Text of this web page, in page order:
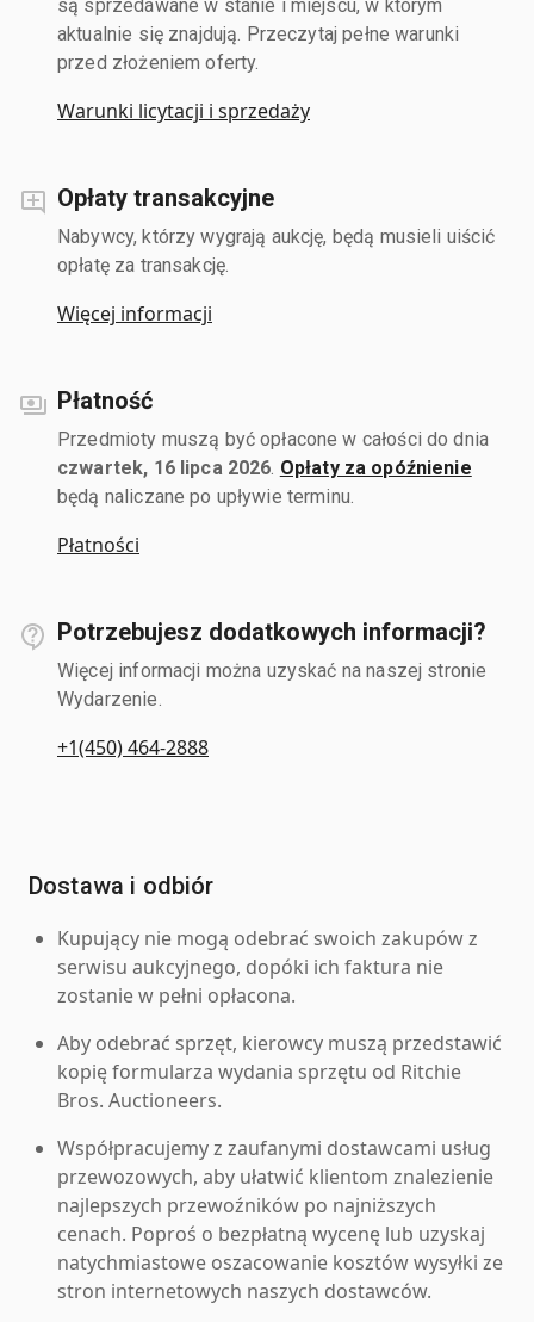
są sprzedawane w stanie i miejscu, w którym
aktualnie się znajdują. Przeczytaj pełne warunki
przed złożeniem oferty.
Warunki licytacji i sprzedaży
Opłaty transakcyjne
Nabywcy, którzy wygrają aukcję, będą musieli uiścić
opłatę za transakcję.
Więcej informacji
Płatność
Przedmioty muszą być opłacone w całości do dnia
czwartek, 16 lipca 2026 Opłaty za opóźnienie
będą naliczane po upływie terminu.
Płatności
Potrzebujesz dodatkowych informacji?
Więcej informacji można uzyskać na naszej stronie
Wydarzenie.
+1(450) 464-2888
Dostawa i odbiór
Kupujący nie mogą odebrać swoich zakupów z
serwisu aukcyjnego, dopóki ich faktura nie
zostanie w pełni opłacona.
Aby odebrać sprzęt, kierowcy muszą przedstawić
kopię formularza wydania sprzętu od Ritchie
Bros. Auctioneers.
Współpracujemy z zaufanymi dostawcami usług
przewozowych, aby ułatwić klientom znalezienie
najlepszych przewoźników po najniższych
cenach. Poproś o bezpłatną wycenę lub uzyskaj
natychmiastowe oszacowanie kosztów wysyłki ze
stron internetowych naszych dostawców.